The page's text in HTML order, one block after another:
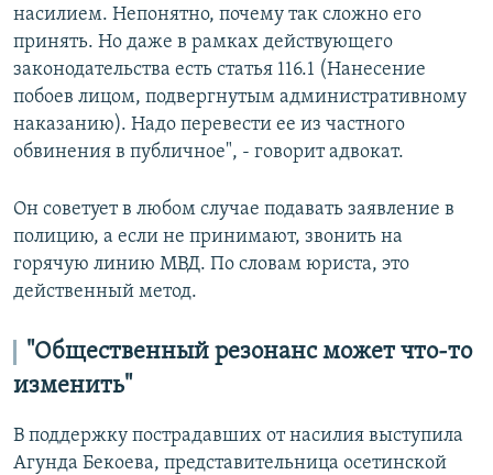
насилием. Непонятно, почему так сложно его
принять. Но даже в рамках действующего
законодательства есть статья 116.1 (Нанесение
побоев лицом, подвергнутым административному
наказанию). Надо перевести ее из частного
обвинения в публичное", - говорит адвокат.
Он советует в любом случае подавать заявление в
полицию, а если не принимают, звонить на
горячую линию МВД. По словам юриста, это
действенный метод.
"Общественный резонанс может что-то
изменить"
В поддержку пострадавших от насилия выступила
Агунда Бекоева, представительница осетинской